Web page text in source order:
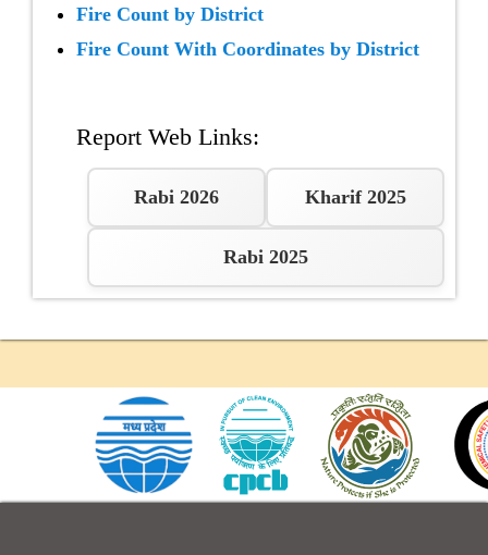
Fire Count by District
Fire Count With Coordinates by District
Report Web Links:
Rabi 2026 Kharif 2025
Rabi 2025